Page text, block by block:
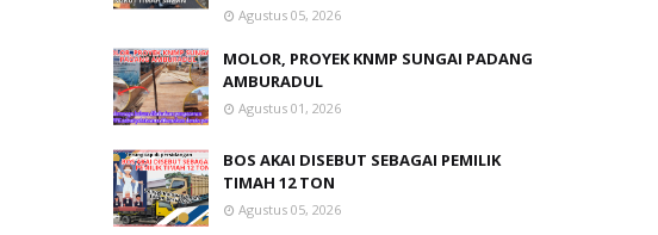
Agustus 05, 2026
MOLOR, PROYEK KNMP SUNGAI PADANG
AMBURADUL
Agustus 01, 2026
BOS AKAI DISEBUT SEBAGAI PEMILIK
TIMAH 12 TON
Agustus 05, 2026